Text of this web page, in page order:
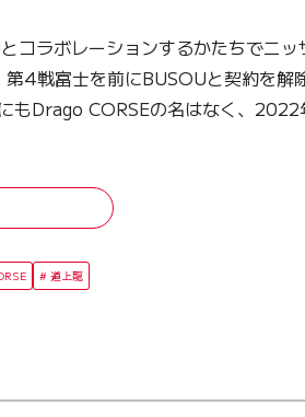
ラボレーションするかたちでニ
4戦富士を前にBUSOUと契約を解
Drago CORSEの名はなく、
道上龍